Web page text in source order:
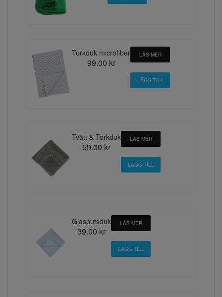
Torkduk microfiber
99.00 kr
LÄS MER
Tvätt & Torkduk
59.00 kr
LÄS MER
Glasputsduk
39.00 kr
LÄS MER